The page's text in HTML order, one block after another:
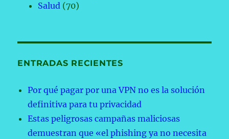
Salud (70)
ENTRADAS RECIENTES
Por qué pagar por una VPN no es la solución
definitiva para tu privacidad
Estas peligrosas campañas maliciosas
demuestran que «el phishing ya no necesita